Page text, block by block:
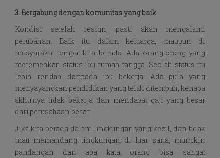
3. Bergabung dengan komunitas yang baik
Kondisi setelah resign, pasti akan mengalami
perubahan. Baik itu dalam keluarga, maupun di
masyarakat tempat kita berada. Ada orang-orang yang
meremehkan status ibu rumah tangga. Seolah status itu
lebih rendah daripada ibu bekerja. Ada pula yang
menyayangkan pendidikan yang telah ditempuh, kenapa
akhirnya tidak bekerja dan mendapat gaji yang besar
dari perusahaan besar.
Jika kita berada dalam lingkungan yang kecil, dan tidak
mau memandang lingkungan di luar sana, mungkin
pandangan dan apa kata orang bisa sangat